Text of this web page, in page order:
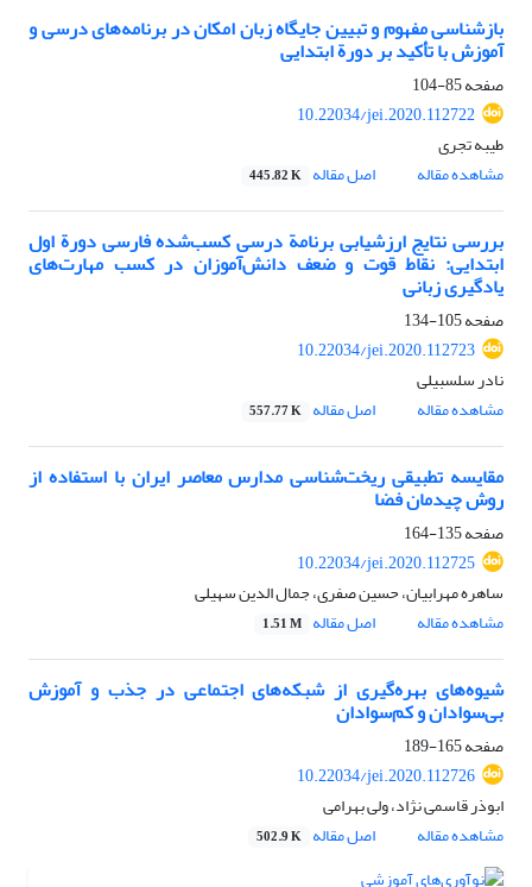
بازشناسی مفهوم و تبیین جایگاه زبان امکان در برنامه‌های درسی و
آموزش با تأکید بر دورة ابتدایی
صفحه85-104
10.22034/jei.2020.112722
طیبه تجری
مشاهده مقاله
اصل مقاله 445.82 K
بررسی نتایج ارزشیابی برنامة درسی کسب‌شده فارسی دورة اول
ابتدایی: نقاط قوت و ضعف دانش‌آموزان در کسب مهارت‌های
یادگیری زبانی
صفحه105-134
10.22034/jei.2020.112723
نادر سلسبیلی
مشاهده مقاله
اصل مقاله 557.77 K
مقایسه تطبیقی ریخت‌شناسی مدارس معاصر ایران با استفاده از
روش چیدمان فضا
صفحه135-164
10.22034/jei.2020.112725
ساهره مهرابیان، حسین صفری، جمال الدین سهیلی
مشاهده مقاله
اصل مقاله 1.51 M
شیوه‌های بهره‌گیری از شبکه‌های اجتماعی در جذب و آموزش
بی‌سوادان و کم‌سوادان
صفحه165-189
10.22034/jei.2020.112726
ابوذر قاسمی نژاد، ولی بهرامی
مشاهده مقاله
اصل مقاله 502.9 K